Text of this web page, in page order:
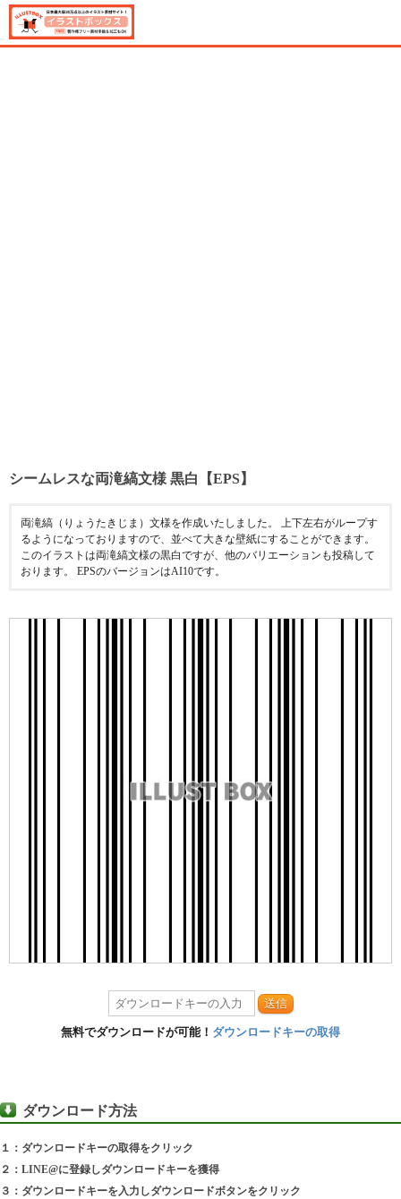
シームレスな両滝縞文様 黒白【EPS】
両滝縞（りょうたきじま）文様を作成いたしました。 上下左右がループす
るようになっておりますので、並べて大きな壁紙にすることができます。
このイラストは両滝縞文様の黒白ですが、他のバリエーションも投稿して
おります。 EPSのバージョンはAI10です。
送信
無料でダウンロードが可能！ ダウンロードキーの取得
ダウンロード方法
１：ダウンロードキーの取得をクリック
２：LINE@に登録しダウンロードキーを獲得
３：ダウンロードキーを入力しダウンロードボタンをクリック